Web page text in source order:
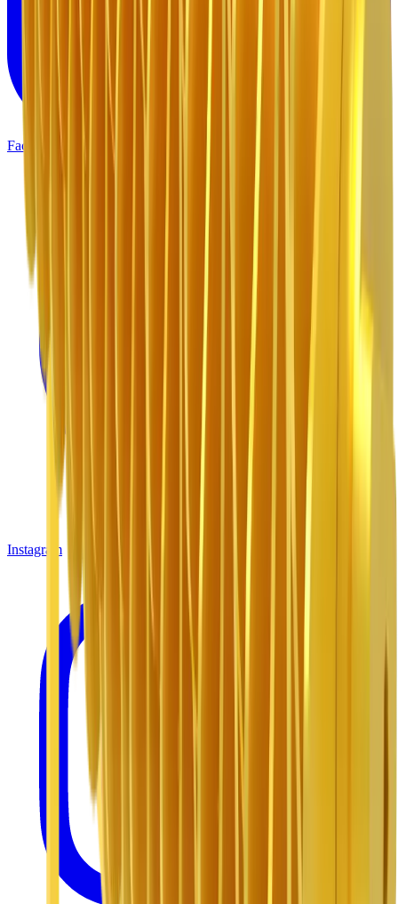
Facebook
Instagram